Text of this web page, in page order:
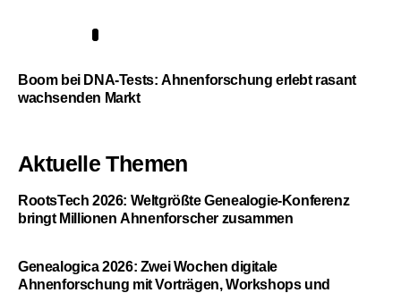
Boom bei DNA-Tests: Ahnenforschung erlebt rasant
wachsenden Markt
Aktuelle Themen
RootsTech 2026: Weltgrößte Genealogie-Konferenz
bringt Millionen Ahnenforscher zusammen
Genealogica 2026: Zwei Wochen digitale
Ahnenforschung mit Vorträgen, Workshops und